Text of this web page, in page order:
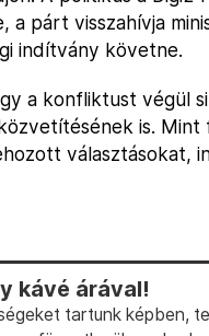
a párt visszahívja
indítvány követne.
a konfliktust végül
is. Mint
választásokat,
kávé árával!
tartunk képben,